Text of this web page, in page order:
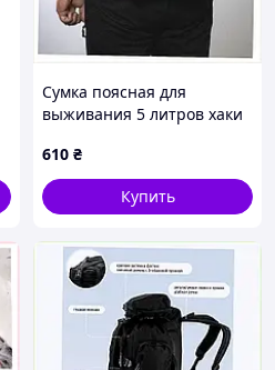
Сумка поясная для
выживания 5 литров хаки
610 ₴
Купить